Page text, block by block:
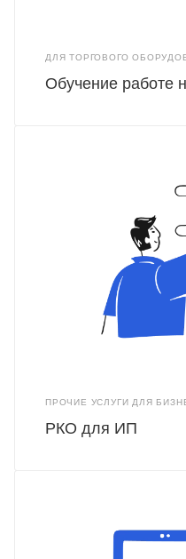
ДЛЯ ТОРГОВОГО
Обучение работе
ПРОЧИЕ УСЛУГИ ДЛЯ
РКО для ИП